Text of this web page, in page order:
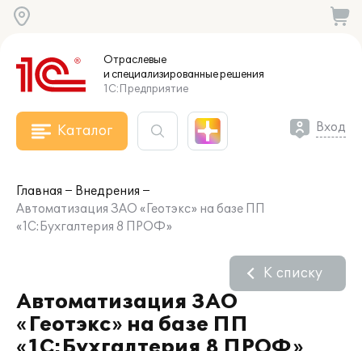
Отраслевые
и специализированныерешения
1С:Предприятие
Каталог Вход
Главная
Внедрения
Автоматизация ЗАО «Геотэкс» на базе ПП
«1С:Бухгалтерия 8 ПРОФ»
Автоматизация ЗАО
«Геотэкс» на базе ПП
К списку